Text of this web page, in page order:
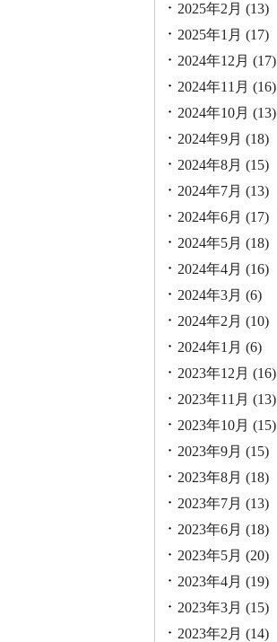
2025年2月 (13)
2025年1月 (17)
2024年12月 (17)
2024年11月 (16)
2024年10月 (13)
2024年9月 (18)
2024年8月 (15)
2024年7月 (13)
2024年6月 (17)
2024年5月 (18)
2024年4月 (16)
2024年3月 (6)
2024年2月 (10)
2024年1月 (6)
2023年12月 (16)
2023年11月 (13)
2023年10月 (15)
2023年9月 (15)
2023年8月 (18)
2023年7月 (13)
2023年6月 (18)
2023年5月 (20)
2023年4月 (19)
2023年3月 (15)
2023年2月 (14)